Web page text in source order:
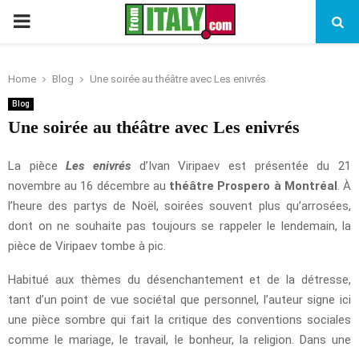
PRIMARY
Home Blog Une soirée au théâtre avec Les enivrés
Blog
Une soirée au théâtre avec Les enivrés
La pièceLes enivrés d’Ivan Viripaev est présentée du 21
novembre au 16 décembre au théâtre Prospero à Montréal . À
l’heure des partys de Noël, soirées souvent plus qu’arrosées,
dont on ne souhaite pas toujours se rappeler le lendemain, la
pièce de Viripaev tombe à pic.
Habitué aux thèmes du désenchantement et de la détresse,
tant d’un point de vue sociétal que personnel, l’auteur signe ici
une pièce sombre qui fait la critique des conventions sociales
comme le mariage, le travail, le bonheur, la religion. Dans une